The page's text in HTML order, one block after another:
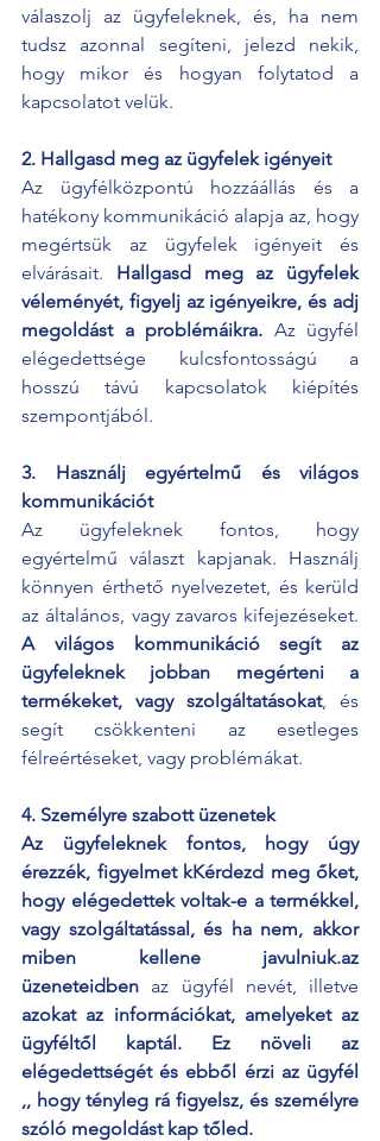
válaszolj az ügyfeleknek, és, ha nem
tudsz azonnal segíteni, jelezd nekik,
hogy mikor és hogyan folytatod a
kapcsolatot velük.
2. Hallgasd meg az ügyfelek igényeit
Az ügyfélközpontú hozzáállás és a
hatékony kommunikáció alapja az, hogy
megértsük az ügyfelek igényeit és
elvárásait. Hallgasd meg az ügyfelek
véleményét, figyelj az igényeikre, és adj
megoldást a problémáikra. Az ügyfél
elégedettsége kulcsfontosságú a
hosszú távú kapcsolatok kiépítés
szempontjából.
3. Használj egyértelmű és világos
kommunikációt
Az ügyfeleknek fontos, hogy
egyértelmű választ kapjanak. Használj
könnyen érthető nyelvezetet, és kerüld
az általános, vagy zavaros kifejezéseket.
A világos kommunikáció segít az
ügyfeleknek jobban megérteni a
termékeket, vagy szolgáltatásokat, és
segít csökkenteni az esetleges
félreértéseket, vagy problémákat.
4. Személyre szabott üzenetek
Az ügyfeleknek fontos, hogy úgy
érezzék, figyelmet kKérdezd meg őket,
hogy elégedettek voltak-e a termékkel,
vagy szolgáltatással, és ha nem, akkor
miben kellene javulniuk.az
üzeneteidben
azokat az információkat, amelyeket az
ügyféltől kaptál. Ez növeli az
elégedettségét és ebből érzi az ügyfél
,, hogy tényleg rá figyelsz, és személyre
szóló megoldást kap tőled.